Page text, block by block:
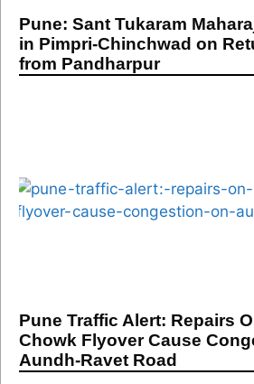
Pune: Sant Tukaram
in Pimpri-Chinchwad on
from Pandharpur
Pune Traffic Alert: Repairs
Chowk Flyover Cause
Aundh-Ravet Road